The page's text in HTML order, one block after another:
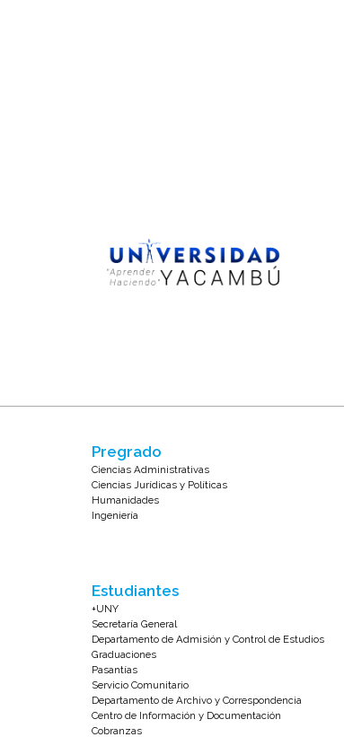
Pregrado
Ciencias Administrativas
Ciencias Jurídicas y Políticas
Humanidades
Ingeniería
Estudiantes
+UNY
Secretaría General
Departamento de Admisión y Control de Estudios
Graduaciones
Pasantías
Servicio Comunitario
Departamento de Archivo y Correspondencia
Centro de Información y Documentación
Cobranzas